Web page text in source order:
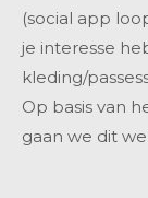
(social app
je interesse
kleding/
Op basis van
gaan we dit